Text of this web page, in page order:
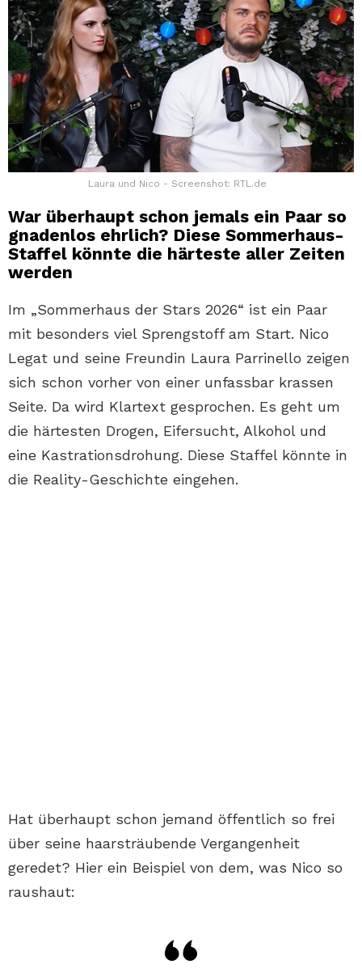
Laura und Nico - Screenshot: RTL.de
War überhaupt schon jemals ein Paar so
gnadenlos ehrlich? Diese Sommerhaus-
Staffel könnte die härteste aller Zeiten
werden
Im „Sommerhaus der Stars 2026“ ist ein Paar
mit besonders viel Sprengstoff am Start. Nico
Legat und seine Freundin Laura Parrinello zeigen
sich schon vorher von einer unfassbar krassen
Seite. Da wird Klartext gesprochen. Es geht um
die härtesten Drogen, Eifersucht, Alkohol und
eine Kastrationsdrohung. Diese Staffel könnte in
die Reality-Geschichte eingehen.
Hat überhaupt schon jemand öffentlich so frei
über seine haarsträubende Vergangenheit
geredet? Hier ein Beispiel von dem, was Nico so
raushaut: